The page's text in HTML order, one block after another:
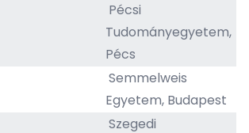
Pécsi
Tudományegyetem,
Pécs
Semmelweis
Egyetem, Budapest
Szegedi